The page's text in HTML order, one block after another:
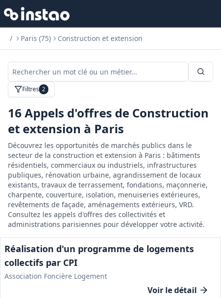
/ Paris (75) Construction et extension
Filtres 2
16 Appels d'offres de Construction
et extension à Paris
Découvrez les opportunités de marchés publics dans le
secteur de la construction et extension à Paris : bâtiments
résidentiels, commerciaux ou industriels, infrastructures
publiques, rénovation urbaine, agrandissement de locaux
existants, travaux de terrassement, fondations, maçonnerie,
charpente, couverture, isolation, menuiseries extérieures,
revêtements de façade, aménagements extérieurs, VRD.
Consultez les appels d'offres des collectivités et
administrations parisiennes pour développer votre activité.
Réalisation d'un programme de logements
collectifs par CPI
Association Foncière Logement
Voir le détail